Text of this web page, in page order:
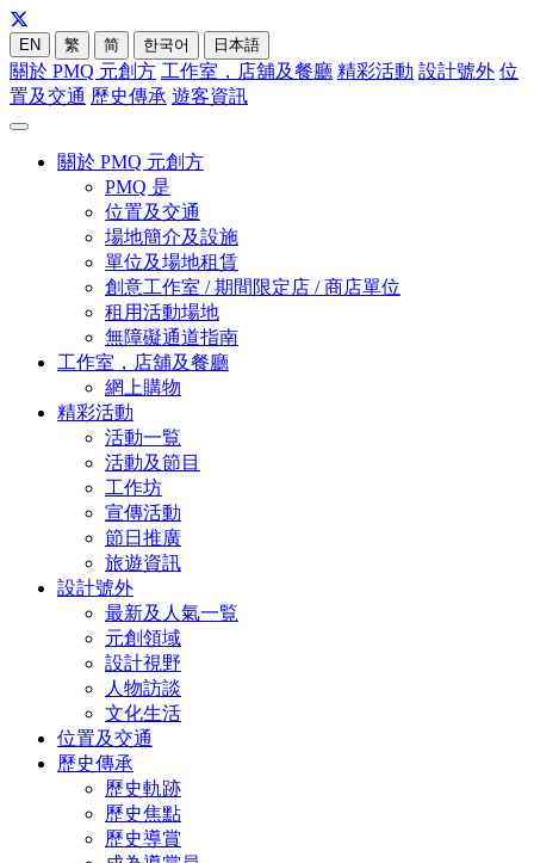
EN 繁 简 한국어 日本語
關於 PMQ 元創方 工作室，店舖及餐廳 精彩活動 設計號外 位
置及交通 歷史傳承 遊客資訊
關於 PMQ 元創方
PMQ 是
位置及交通
場地簡介及設施
單位及場地租賃
創意工作室 / 期間限定店 / 商店單位
租用活動場地
無障礙通道指南
工作室，店舖及餐廳
網上購物
精彩活動
活動一覧
活動及節目
工作坊
宣傳活動
節日推廣
旅遊資訊
設計號外
最新及人氣一覧
元創領域
設計視野
人物訪談
文化生活
位置及交通
歷史傳承
歷史軌跡
歷史焦點
歷史導賞